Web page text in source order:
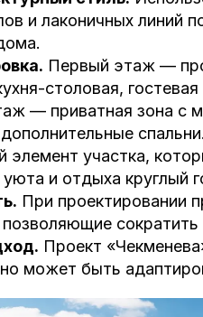
и лаконичных линий
Первый этаж —
столовая,
— приватная зона с
спальни.
элемент участка,
и отдыха круглый
При проектировании
Проект
может быть